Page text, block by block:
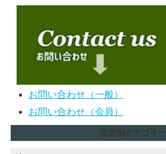
お問い合わせ（一般）
お問い合わせ（会員）
症状別カテゴリー